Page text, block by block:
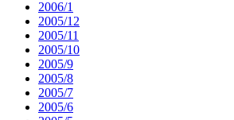
2006/1
2005/12
2005/11
2005/10
2005/9
2005/8
2005/7
2005/6